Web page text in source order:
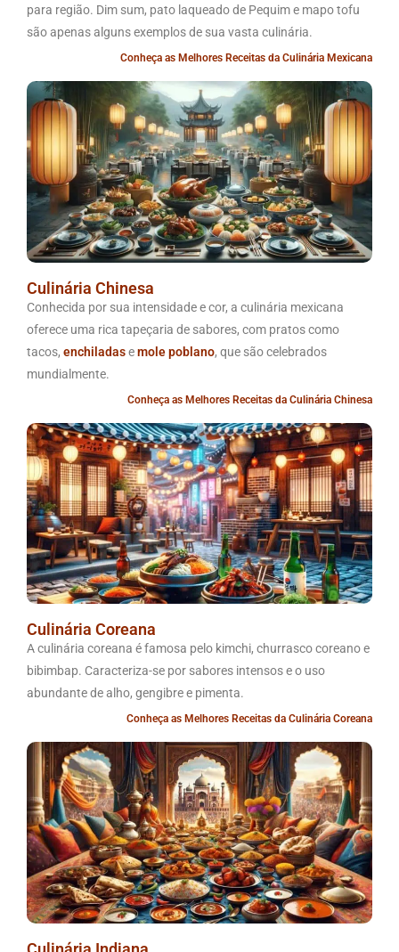
para região. Dim sum, pato laqueado de Pequim e mapo tofu
são apenas alguns exemplos de sua vasta culinária.
Conheça as Melhores Receitas da Culinária Mexicana
Culinária Chinesa
Conhecida por sua intensidade e cor, a culinária mexicana
oferece uma rica tapeçaria de sabores, com pratos como
tacos, enchiladasemole poblano, que são celebrados
mundialmente.
Conheça as Melhores Receitas da Culinária Chinesa
Culinária Coreana
A culinária coreana é famosa pelo kimchi, churrasco coreano e
bibimbap. Caracteriza-se por sabores intensos e o uso
abundante de alho, gengibre e pimenta.
Conheça as Melhores Receitas da Culinária Coreana